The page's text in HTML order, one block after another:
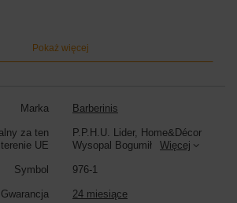
zapinany na zatrzask magnetyczny. Klapka
srebrną klamrą, wyróżniającą ten model spośród
8cm
Pokaż więcej
Marka Barberinis
za ten
UE
P.P.H.U. Lider, Home&Décor
Wysopal Bogumił
Więcej
Symbol 976-1
Gwarancja 24 miesiące